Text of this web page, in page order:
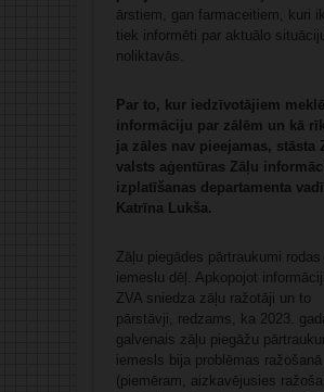
ārstiem, gan farmaceitiem, kuri
tiek informēti par aktuālo
noliktavās.
Par to, kur iedzīvotājiem
informāciju par zālēm un kā
ja zāles nav pieejamas, stāsta
valsts aģentūras Zāļu
izplatīšanas departamenta
Katrīna Lukša.
Zāļu piegādes pārtraukumi rodas
iemeslu dēļ. Apkopojot
ZVA sniedza zāļu ražotāji un to
pārstāvji, redzams, ka 2023.
galvenais zāļu piegāžu
iemesls bija problēmas ražošanā
(piemēram, aizkavējusies